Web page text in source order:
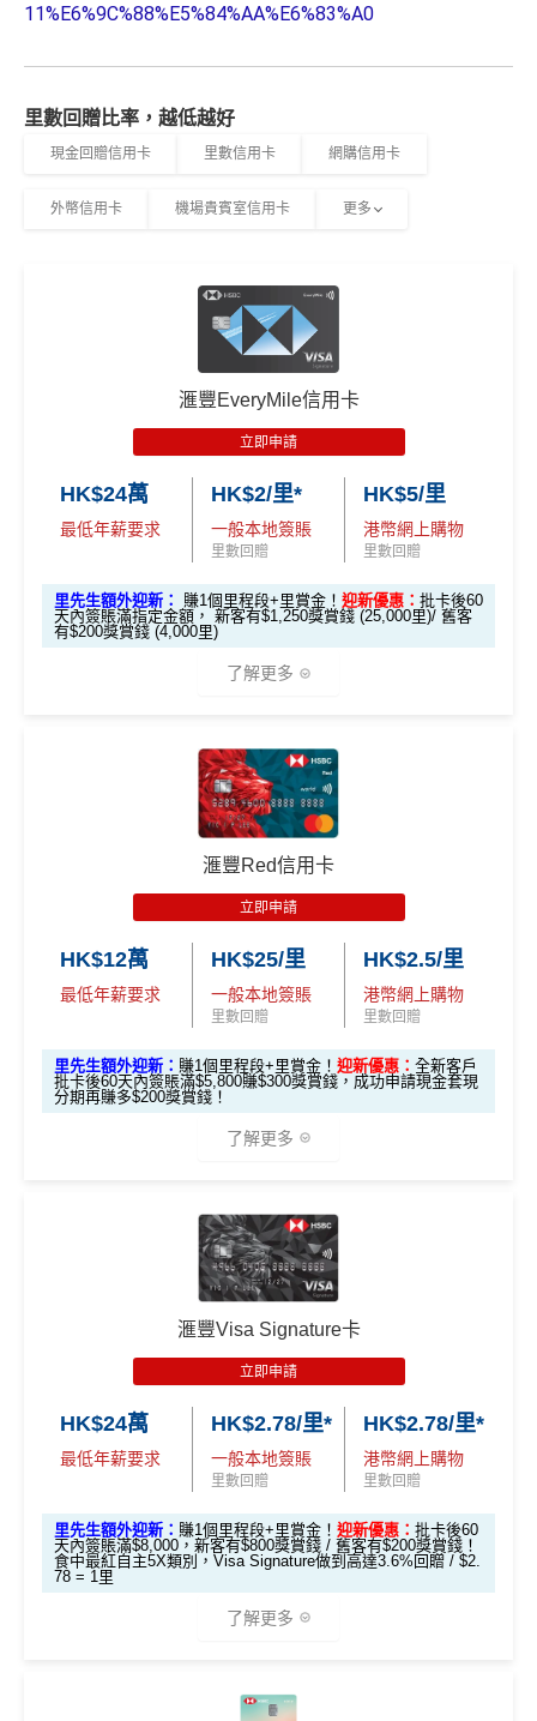
11%E6%9C%88%E5%84%AA%E6%83%A0
里數回贈比率，越低越好
現金回贈信用卡 里數信用卡 網購信用卡
外幣信用卡 機場貴賓室信用卡 更多
滙豐EveryMile信用卡
立即申請
HK$24萬
最低年薪要求
HK$2/里*
一般本地簽賬
里數回贈
HK$5/里
港幣網上購物
里數回贈
里先生額外迎新： 賺1個里程段+里賞金！ 迎新優惠： 批卡後60
天內簽賬滿指定金額， 新客有$1,250獎賞錢 (25,000里)/ 舊客
有$200獎賞錢 (4,000里)
了解更多
*本地交通出行簽賬、本地咖啡店及輕便美食簽賬及網上
娛樂平台簽賬高達2.5%回贈，詳情睇返
滙豐EveryMile信用卡迎新
pply
申請完填Form
MrMiles.hk/hsbc-em-for
m賺1個里程段+里賞金❗️（由里先生派出🎯38新會員額
外里賞金#）
全新客
戶簽$2.
5萬*
全新客
戶簽$8,
000*
HSBC EveryMile
卡基本迎新
$1,250
「現金套現」 分
K$20,000，12個
月或以上還款期）
C
$200 R
C
不適用
高達$1,
於29,00
滙豐Red信用卡
立即申請
HK$12萬
最低年薪要求
HK$25/里
一般本地簽賬
里數回贈
HK$2.5/里
港幣網上購物
里數回贈
里先生額外迎新： 賺1個里程段+里賞金！ 迎新優惠： 全新客戶
批卡後60天內簽賬滿$5,800賺$300獎賞錢，成功申請現金套現
分期再賺多$200獎賞錢！
了解更多
滙豐 Red Card申請網址：MrMiles.hk/hsbc-red-apply
申請完填Form
MrMiles.hk/hsbc-red-for
❗️（由里先生派出🎯38新會員額
#每1里賞金 ≈ HK$1，可兌換FPS轉數快回贈！詳情MrMil
es.hk/mmcredit
全新信用卡客戶基本迎新：
基本迎新賺$300 「獎賞錢」
啟動新卡後再成功申請「現金套現」分期計劃，獲批
金額達港幣20,000元或以上，並選擇12個月或以上還
滙豐Visa Signature卡
立即申請
HK$24萬
最低年薪要求
HK$2.78/里*
一般本地簽賬
里數回贈
HK$2.78/里*
港幣網上購物
里數回贈
里先生額外迎新： 賺1個里程段+里賞金！ 迎新優惠： 批卡後60
天內簽賬滿$8,000，新客有$800獎賞錢 / 舊客有$200獎賞錢！
食中最紅自主5X類別，Visa Signature做到高達3.6%回贈 / $2.
78 = 1里
了解更多
*以上為最高之回贈，需配合HSBC最紅自主獎賞